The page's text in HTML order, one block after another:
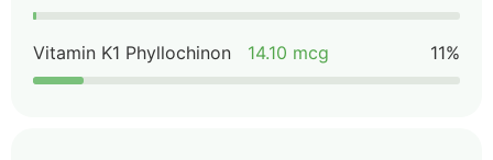
Vitamin K1 Phyllochinon 14.10 mcg 11%